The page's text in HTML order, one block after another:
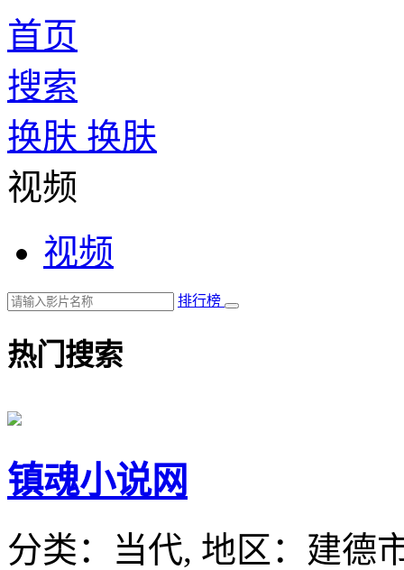
首页
搜索
换肤 换肤
视频
视频
排行榜
热门搜索
镇魂小说网
分类： 当代, 地区： 建德